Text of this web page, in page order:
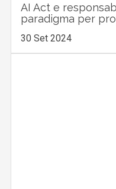
AI Act e
paradigma per
30 Set 2024